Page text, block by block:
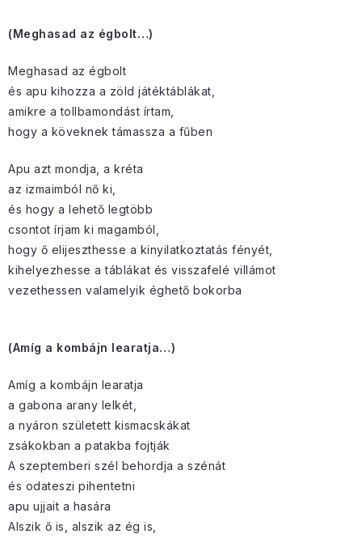
(Meghasad az égbolt…)
Meghasad az égbolt
és apu kihozza a zöld játéktáblákat,
amikre a tollbamondást írtam,
hogy a köveknek támassza a fűben
Apu azt mondja, a kréta
az izmaimból nő ki,
és hogy a lehető legtöbb
csontot írjam ki magamból,
hogy ő elijeszthesse a kinyilatkoztatás fényét,
kihelyezhesse a táblákat és visszafelé villámot
vezethessen valamelyik éghető bokorba
(Amíg a kombájn learatja…)
Amíg a kombájn learatja
a gabona arany lelkét,
a nyáron született kismacskákat
zsákokban a patakba fojtják
A szeptemberi szél behordja a szénát
és odateszi pihentetni
apu ujjait a hasára
Alszik ő is, alszik az ég is,